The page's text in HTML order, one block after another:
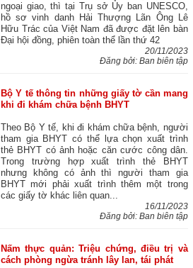
ngoại giao, thì tại Trụ sở Ủy ban UNESCO,
hồ sơ vinh danh Hải Thượng Lãn Ông Lê
Hữu Trác của Việt Nam đã được đặt lên bàn
Đại hội đồng, phiên toàn thể lần thứ 42
20/11/2023
Đăng bởi: Ban biên tập
Bộ Y tế thông tin những giấy tờ cần mang
khi đi khám chữa bệnh BHYT
Theo Bộ Y tế, khi đi khám chữa bệnh, người
tham gia BHYT có thể lựa chọn xuất trình
thẻ BHYT có ảnh hoặc căn cước công dân.
Trong trường hợp xuất trình thẻ BHYT
nhưng không có ảnh thì người tham gia
BHYT mới phải xuất trình thêm một trong
các giấy tờ khác liên quan...
16/11/2023
Đăng bởi: Ban biên tập
Nấm thực quản: Triệu chứng, điều trị và
cách phòng ngừa tránh lây lan, tái phát